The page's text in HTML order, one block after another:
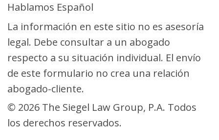
Hablamos Español
La información en este sitio no es asesoría
legal. Debe consultar a un abogado
respecto a su situación individual. El envío
de este formulario no crea una relación
abogado-cliente.
© 2026 The Siegel Law Group, P.A. Todos
los derechos reservados.